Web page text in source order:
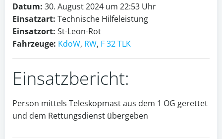
Datum: 30. August 2024 um 22:53 Uhr
Einsatzart: Technische Hilfeleistung
Einsatzort: St-Leon-Rot
Fahrzeuge: KdoW, RW, F 32 TLK
Einsatzbericht:
Person mittels Teleskopmast aus dem 1 OG gerettet
und dem Rettungsdienst übergeben